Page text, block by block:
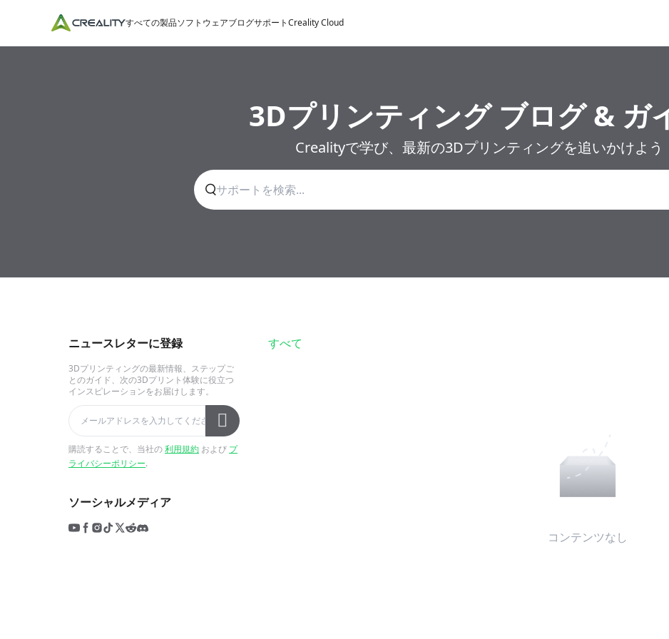
すべての製品ソフトウェアブログサポートCreality Cloud
3Dプリンティング ブログ & ガ
Crealityで学び、最新の3Dプリンティングを追いかけよう
ニュースレターに登録
3Dプリンティングの最新情報、ステップご
とのガイド、次の3Dプリント体験に役立つ
インスピレーションをお届けします。
購読することで、当社の利用規約 および プ
ライバシーポリシー.
ソーシャルメディア
すべて
コンテンツなし